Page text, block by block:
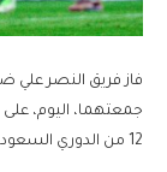
فاز فريق النصر علي
جمعتهما، اليوم،
12 من الدوري السعودي للمحترفين “دوري روشن”.